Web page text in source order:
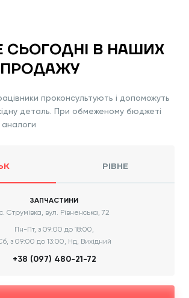
СЬОГОДНІ В НАШИХ
проконсультують і допоможуть
деталь. При обмеженому бюджеті
аналоги
РІВНЕ
ЗАПЧАСТИНИ
с. Струмівка, вул. Рівненська, 72
Пн-Пт, з 09:00 до 18:00,
з 09:00 до 13:00, Нд, Вихідний
+38 (097) 480-21-72